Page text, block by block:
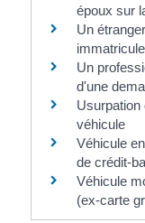
époux sur
Un
Un
d'une
Usurpation
véhicule
Véhicule
de crédit-
Véhicule
(ex-carte